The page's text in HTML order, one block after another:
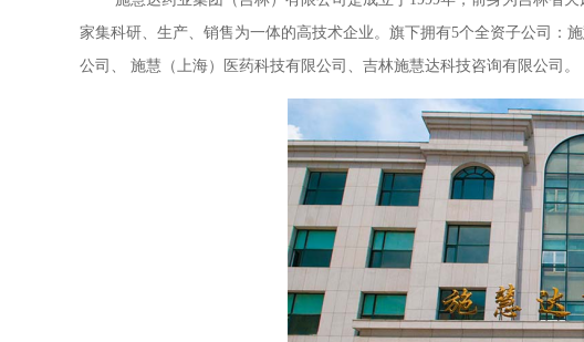
家集科研、生产、销售为一体的高技术企业。旗下拥有5个全资子公司：
公司、
施慧（上海）医药科技有限公司 、吉林施慧达科技咨询有限公司。